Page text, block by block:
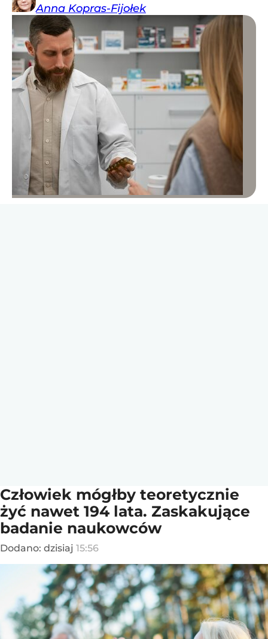
Anna Kopras-Fijołek
Człowiek mógłby teoretycznie
żyć nawet 194 lata. Zaskakujące
badanie naukowców
Dodano: dzisiaj 15:56